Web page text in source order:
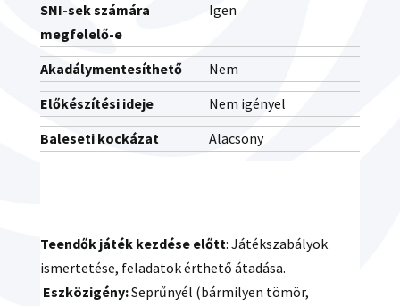
SNI-sek számára
megfelelő-e
Igen
Akadálymentesíthető
Nem
Előkészítési ideje
Nem igényel
Baleseti kockázat
Alacsony
Teendők játék kezdése előtt: Játékszabályok
ismertetése, feladatok érthető átadása.
Eszközigény:Seprűnyél (bármilyen tömör,